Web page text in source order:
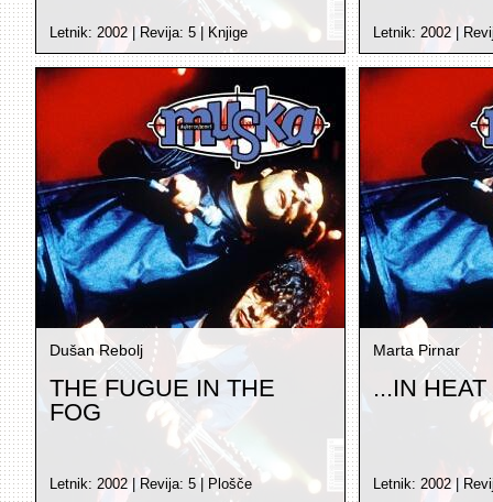
Letnik: 2002 | Revija: 5 | Knjige Letnik: 2002 |
Dušan Rebolj
THE FUGUE IN THE
FOG
Letnik: 2002 | Revija: 5 | Plošče
Marta Pirnar
...IN HEAT
Letnik: 2002 |